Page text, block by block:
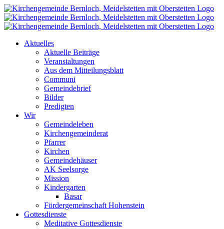
Zum
Inhalt
springen
Aktuelles
Aktuelle Beiträge
Veranstaltungen
Aus dem Mitteilungsblatt
Communi
Gemeindebrief
Bilder
Predigten
Wir
Gemeindeleben
Kirchengemeinderat
Pfarrer
Kirchen
Gemeindehäuser
AK Seelsorge
Mission
Kindergarten
Basar
Fördergemeinschaft Hohenstein
Gottesdienste
Meditative Gottesdienste